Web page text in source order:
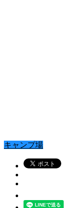
キャンプ場